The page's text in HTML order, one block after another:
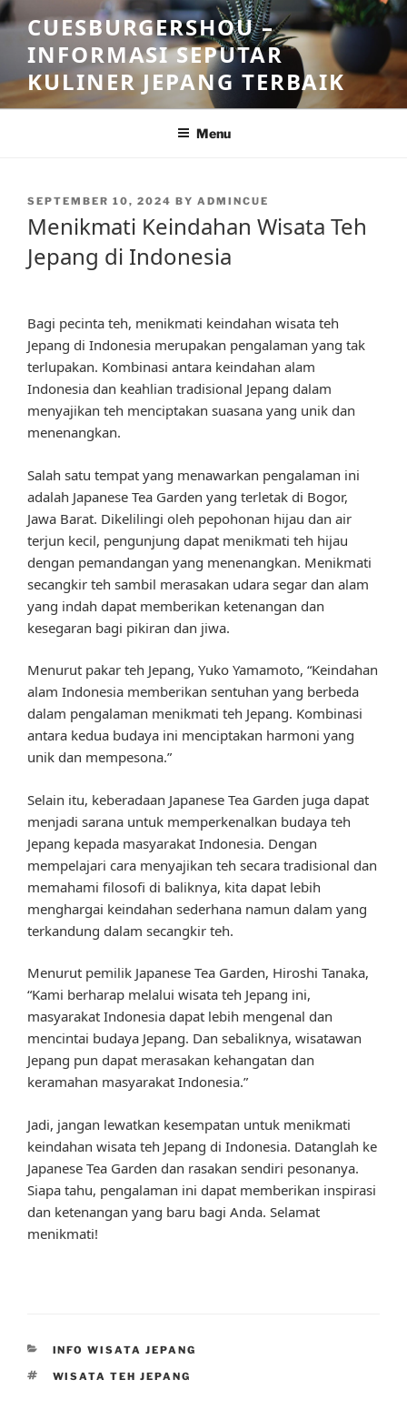
Skip
to
content
CUESBURGERSHOU –
INFORMASI SEPUTAR
KULINER JEPANG TERBAIK
Menu
POSTED
SEPTEMBER 10, 2024 BY ADMINCUE
Menikmati Keindahan Wisata Teh
Jepang di Indonesia
Bagi pecinta teh, menikmati keindahan wisata teh
Jepang di Indonesia merupakan pengalaman yang tak
terlupakan. Kombinasi antara keindahan alam
Indonesia dan keahlian tradisional Jepang dalam
menyajikan teh menciptakan suasana yang unik dan
menenangkan.
Salah satu tempat yang menawarkan pengalaman ini
adalah Japanese Tea Garden yang terletak di Bogor,
Jawa Barat. Dikelilingi oleh pepohonan hijau dan air
terjun kecil, pengunjung dapat menikmati teh hijau
dengan pemandangan yang menenangkan. Menikmati
secangkir teh sambil merasakan udara segar dan alam
yang indah dapat memberikan ketenangan dan
kesegaran bagi pikiran dan jiwa.
Menurut pakar teh Jepang, Yuko Yamamoto, “Keindahan
alam Indonesia memberikan sentuhan yang berbeda
dalam pengalaman menikmati teh Jepang. Kombinasi
antara kedua budaya ini menciptakan harmoni yang
unik dan mempesona.”
Selain itu, keberadaan Japanese Tea Garden juga dapat
menjadi sarana untuk memperkenalkan budaya teh
Jepang kepada masyarakat Indonesia. Dengan
mempelajari cara menyajikan teh secara tradisional dan
memahami filosofi di baliknya, kita dapat lebih
menghargai keindahan sederhana namun dalam yang
terkandung dalam secangkir teh.
Menurut pemilik Japanese Tea Garden, Hiroshi Tanaka,
“Kami berharap melalui wisata teh Jepang ini,
masyarakat Indonesia dapat lebih mengenal dan
mencintai budaya Jepang. Dan sebaliknya, wisatawan
Jepang pun dapat merasakan kehangatan dan
keramahan masyarakat Indonesia.”
Jadi, jangan lewatkan kesempatan untuk menikmati
keindahan wisata teh Jepang di Indonesia. Datanglah ke
Japanese Tea Garden dan rasakan sendiri pesonanya.
Siapa tahu, pengalaman ini dapat memberikan inspirasi
dan ketenangan yang baru bagi Anda. Selamat
menikmati!
CATEGORIES
INFO WISATA JEPANG
TAGS
WISATA TEH JEPANG